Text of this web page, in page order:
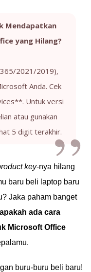
Mendapatkan
yang Hilang?
2021/2019),
Anda. Cek
Untuk versi
atau gunakan
5 digit terakhir.
key-nya hilang
baru beli laptop baru
Jaka paham banget
apakah ada cara
Microsoft Office
buru-buru beli baru!